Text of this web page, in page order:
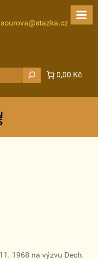
0,00 Kč
1968 na výzvu Dech.